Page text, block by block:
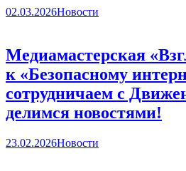
02.03.2026Новости
Медиамастерская
к «Безопасному
сотрудничаем с
делимся новостями!
23.02.2026Новости